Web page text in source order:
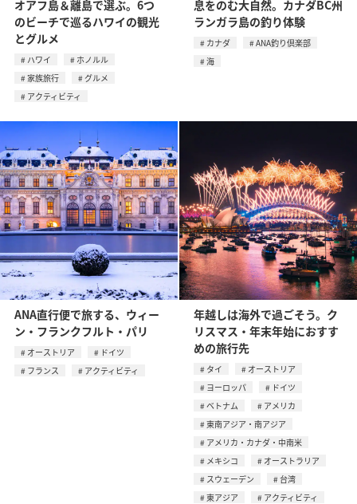
オアフ島＆離島で選ぶ。6つ
のビーチで巡るハワイの観光
とグルメ
ハワイ
ホノルル
家族旅行
グルメ
アクティビティ
息をのむ大自然。カナダBC州
ランガラ島の釣り体験
カナダ
ANA釣り倶楽部
海
ANA直行便で旅する、ウィー
ン・フランクフルト・パリ
オーストリア
ドイツ
フランス
アクティビティ
年越しは海外で過ごそう。ク
リスマス・年末年始におすす
めの旅行先
タイ
オーストリア
ヨーロッパ
ドイツ
ベトナム
アメリカ
東南アジア・南アジア
アメリカ・カナダ・中南米
メキシコ
オーストラリア
スウェーデン
台湾
東アジア
アクティビティ